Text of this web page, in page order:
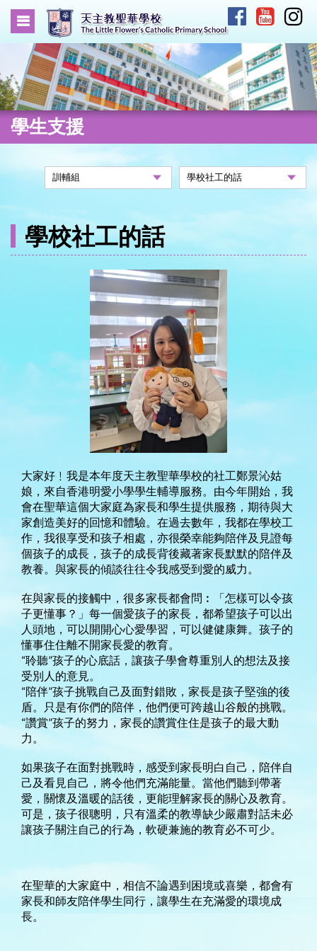
學生支援
學校社工的話
大家好﹗我是本年度天主教聖華學校的社工鄭景沁姑
娘， 來自香港明愛小學學生輔導服務。由今年開始， 我
會在聖華這個大家庭為家長和學生提供服務， 期待與大
家創造美好的回憶和體驗。在過去數年，我都在學校工
作， 我很享受和孩子相處，亦很榮幸能夠陪伴及見證每
個孩子的成長， 孩子的成長背後藏著家長默默的陪伴及
教養。 與家長的傾談往往令我感受到愛的威力。
在與家長的接觸中，很多家長都會問︰「怎樣可以令孩
子更懂事？」 每一個愛孩子的家長，都希望孩子可以出
人頭地， 可以開開心心愛學習，可以健健康舞。 孩子的
懂事住住離不開家長愛的教育。
“聆聽”孩子的心底話， 讓孩子學會尊重別人的想法及接
受別人的意見。
“陪伴”孩子挑戰自己及面對錯敗，家長是孩子堅強的後
盾。
只是有你們的陪伴，他們便可跨越山谷般的挑戰。
“讚賞”孩子的努力，家長的讚賞住住是孩子的最大動
力。
如果孩子在面對挑戰時，感受到家長明白自己， 陪伴自
己及看見自己，將令他們充滿能量。當他們聽到帶著
愛， 關懷及溫暖的話後，更能理解家長的關心及教育。
可是， 孩子很聰明， 只有溫柔的教導缺少嚴肅對話未必
讓孩子關注自己的行為， 軟硬兼施的教育必不可少。
在聖華的大家庭中，相信不論遇到困境或喜樂， 都會有
家長和師友陪伴學生同行，讓學生在充滿愛的環境成
長。